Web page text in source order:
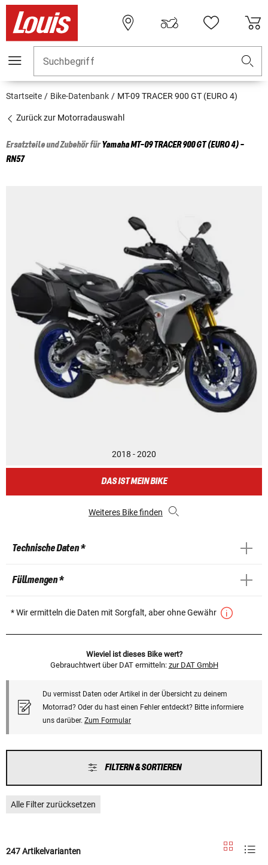
Suchbegriff
Startseite Bike-Datenbank MT-09 TRACER 900 GT (EURO 4)
Zurück zur Motorradauswahl
Ersatzteile und Zubehör fürYamahaMT-09 TRACER 900 GT (EURO 4) -
RN57
2018 - 2020
DAS IST MEIN BIKE
Weiteres Bike finden
Technische Daten *
Füllmengen *
* Wir ermitteln die Daten mit Sorgfalt, aber ohne Gewähr
Wieviel ist dieses Bike wert?
Gebrauchtwert über DAT ermitteln: zur DAT GmbH
Du vermisst Daten oder Artikel in der Übersicht zu deinem
Motorrad? Oder du hast einen Fehler entdeckt? Bitte informiere
uns darüber. Zum Formular
FILTERN & SORTIEREN
Alle Filter zurücksetzen
247 Artikelvarianten